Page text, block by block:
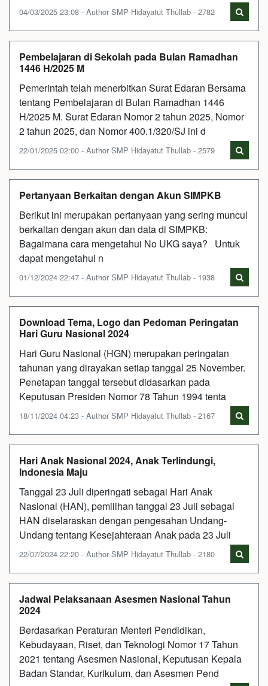
04/03/2025 23:08 - Author SMP Hidayatut Thullab - 2782
Pembelajaran di Sekolah pada Bulan Ramadhan
1446 H/2025 M
Pemerintah telah menerbitkan Surat Edaran Bersama
tentang Pembelajaran di Bulan Ramadhan 1446
H/2025 M. Surat Edaran Nomor 2 tahun 2025, Nomor
2 tahun 2025, dan Nomor 400.1/320/SJ ini d
22/01/2025 02:00 - Author SMP Hidayatut Thullab - 2579
Pertanyaan Berkaitan dengan Akun SIMPKB
Berikut ini merupakan pertanyaan yang sering muncul
berkaitan dengan akun dan data di SIMPKB:
Bagaimana cara mengetahui No UKG saya? Untuk
dapat mengetahui n
01/12/2024 22:47 - Author SMP Hidayatut Thullab - 1938
Download Tema, Logo dan Pedoman Peringatan
Hari Guru Nasional 2024
Hari Guru Nasional (HGN) merupakan peringatan
tahunan yang dirayakan setiap tanggal 25 November.
Penetapan tanggal tersebut didasarkan pada
Keputusan Presiden Nomor 78 Tahun 1994 tenta
18/11/2024 04:23 - Author SMP Hidayatut Thullab - 2167
Hari Anak Nasional 2024, Anak Terlindungi,
Indonesia Maju
Tanggal 23 Juli diperingati sebagai Hari Anak
Nasional (HAN), pemilihan tanggal 23 Juli sebagai
HAN diselaraskan dengan pengesahan Undang-
Undang tentang Kesejahteraan Anak pada 23 Juli
22/07/2024 22:20 - Author SMP Hidayatut Thullab - 2180
Jadwal Pelaksanaan Asesmen Nasional Tahun
2024
Berdasarkan Peraturan Menteri Pendidikan,
Kebudayaan, Riset, dan Teknologi Nomor 17 Tahun
2021 tentang Asesmen Nasional, Keputusan Kepala
Badan Standar, Kurikulum, dan Asesmen Pend